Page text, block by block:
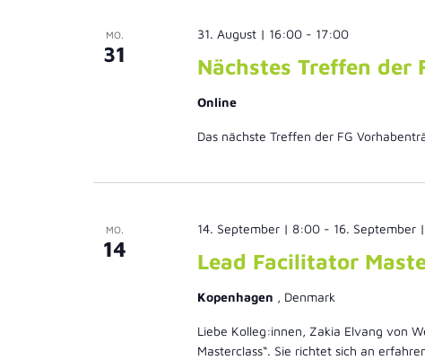
MO.
31 Nächstes Treffen der
31. August | 16:00- 17:00
Online
Das nächste Treffen der FG
MO.
14 Lead Facilitator
14. September | 8:00- 16. September
Kopenhagen , Denmark
Liebe Kolleg:innen, Zakia Elvang von
Masterclass“. Sie richtet sich an